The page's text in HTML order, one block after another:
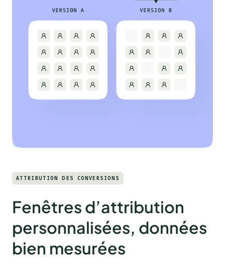
ATTRIBUTION DES CONVERSIONS
Fenêtres d’attribution
personnalisées, données
bien mesurées